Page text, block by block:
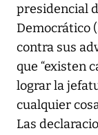
presidencial
Democrático
contra sus
que “existen
lograr la
cualquier
Las